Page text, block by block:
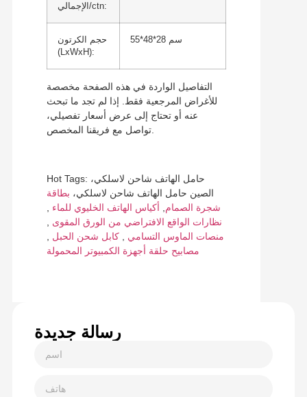
الإجمالي/ctn:
حجم الكرتون
(LxWxH):
55*48*28 سم
التفاصيل الواردة في هذه الصفحة مخصصة
للأغراض المرجعية فقط. إذا لم تجد ما تبحث
عنه أو تحتاج إلى عرض أسعار تفصيلي،
تواصل مع فريقنا المخصص.
Hot Tags: حامل الهاتف شاحن لاسلكي،
الصين حامل الهاتف شاحن لاسلكي، بطاقة
شجرة الصمام
أكياس الهاتف الخليوي للماء
نظارات الواقع الافتراضي من الورق المقوى
منصات الماوس التسامي
,كابل شحن الحبل
رسالة جديدة